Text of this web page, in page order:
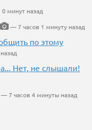
минут назад
— 7 часов 1 минуту назад
по этому
а... Нет, не слышали!
— 7 часов 4 минуты назад